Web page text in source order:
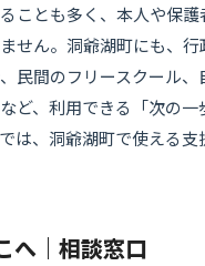
ことも多く、本人や保護
せん。洞爺湖町にも、行
民間のフリースクール、
ど、利用できる「次の一
は、洞爺湖町で使える支
へ｜相談窓口